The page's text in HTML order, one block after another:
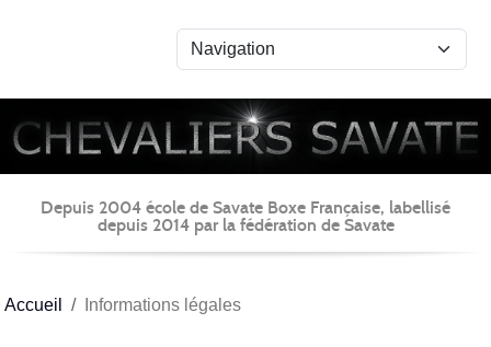
Depuis 2004 école de Savate Boxe Française, labellisé
depuis 2014 par la fédération de Savate
Accueil Informations légales